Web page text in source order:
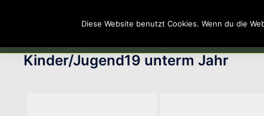
Nußdorf
Kinder/Jugend19 unterm Jahr
Diese Website benutzt Cookies. Wenn du die